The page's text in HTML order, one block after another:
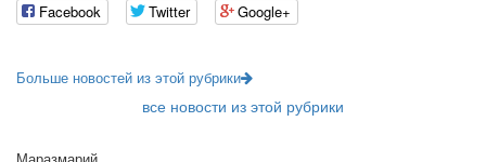
Facebook Twitter Google+
Больше новостей из этой рубрики
все новости из этой рубрики